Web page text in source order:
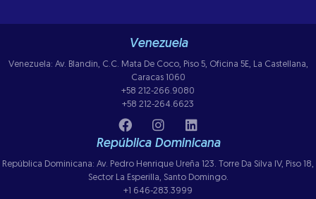
Venezuela
Venezuela: Av. Blandin, C.C. Mata De Coco, Piso 5, Oficina 5E, La Castellana,
Caracas 1060
+58 212-266.9080
+58 212-264.6623
República Dominicana
República Dominicana: Av. Pedro Henrique Ureña 123. Torre Da Silva IV, Piso 18,
Sector La Esperilla, Santo Domingo.
+1 646-283.3999